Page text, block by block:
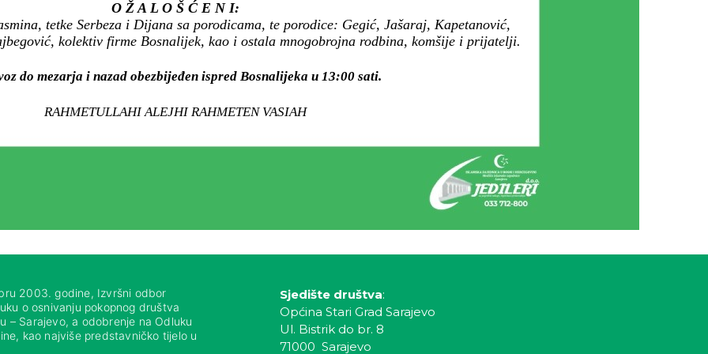
O Ž A L O Š Ć E N I:
tetke Serbeza i Dijana sa porodicama, te porodice: Gegić, Jašaraj, Kapetanović,
kolektiv firme Bosnalijek, kao i ostala mnogobrojna rodbina, komšije i prijatelji.
do mezarja i nazad obezbijeđen ispred Bosnalijeka u 13:00 sati.
RAHMETULLAHI ALEJHI RAHMETEN VASIAH
2003. godine, Izvršni odbor
o osnivanju pokopnog društva
– Sarajevo, a odobrenje na Odluku
kao najviše predstavničko tijelo u
Sjedište društva:
Općina Stari Grad Sarajevo
Ul. Bistrik do br. 8
71000 Sarajevo